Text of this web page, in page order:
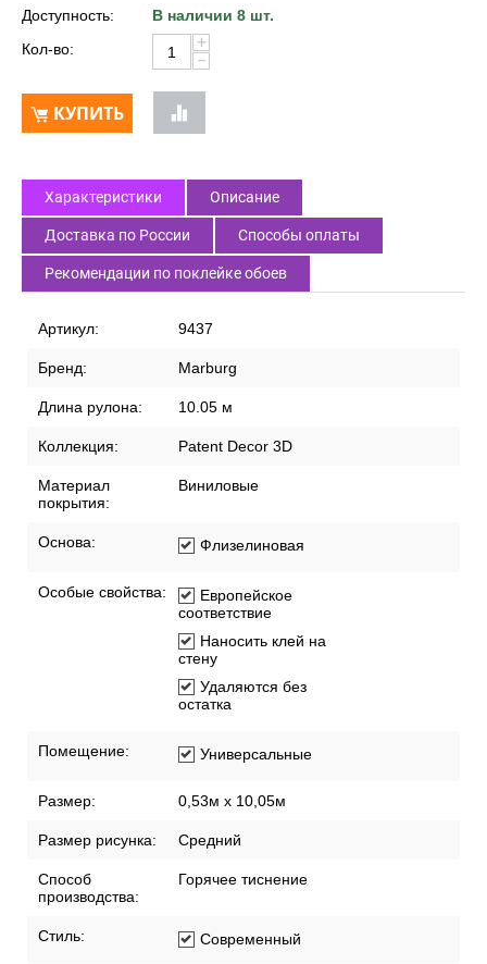
Доступность:
В наличии 8 шт.
Кол-во:
+
−
КУПИТЬ
Характеристики Описание
Доставка по России Способы оплаты
Рекомендации по поклейке обоев
Артикул: 9437
Бренд: Marburg
Длина рулона: 10.05 м
Коллекция: Patent Decor 3D
Материал
покрытия:
Виниловые
Основа: Флизелиновая
Особые свойства:
Европейское
соответствие
Наносить клей на
стену
Удаляются без
остатка
Помещение: Универсальные
Размер: 0,53м x 10,05м
Размер рисунка: Средний
Способ
производства:
Горячее тиснение
Стиль: Современный